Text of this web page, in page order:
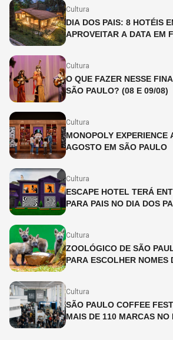
Cultura
DIA DOS PAIS: 8 HOTÉIS
APROVEITAR A DATA EM
Cultura
O QUE FAZER NESSE
SÃO PAULO? (08 E 09/08)
Cultura
MONOPOLY EXPERIENCE
AGOSTO EM SÃO PAULO
Cultura
ESCAPE HOTEL TERÁ
PARA PAIS NO DIA DOS
Cultura
ZOOLÓGICO DE SÃO
PARA ESCOLHER NOMES
Cultura
SÃO PAULO COFFEE
MAIS DE 110 MARCAS NO